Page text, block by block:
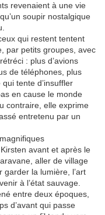
revenaient à une vie
soupir nostalgique
qui restent tentent
par petits groupes, avec
: plus d’avions
de téléphones, plus
tente d’insuffler
en cause le monde
contraire, elle exprime
entretenu par un
avant et après le
aller de village
garder la lumière, l’art
à l’état sauvage.
entre deux époques,
d’avant qui passe